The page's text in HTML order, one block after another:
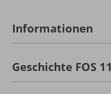
Informationen
Geschichte FOS 11